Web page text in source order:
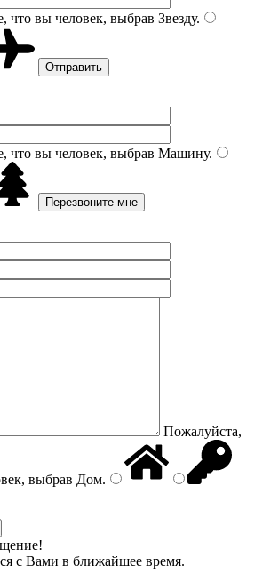
что вы человек, выбрав Звезду.
что вы человек, выбрав Машину.
Пожалуйста,
выбрав Дом.
с Вами в ближайшее время.